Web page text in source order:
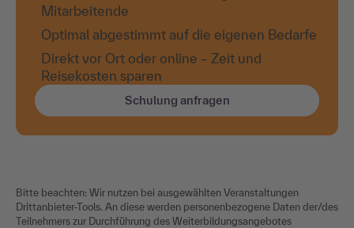
Mitarbeitende
Optimal abgestimmt auf die eigenen Bedarfe
Direkt vor Ort oder online – Zeit und
Reisekosten sparen
Schulung anfragen
Bitte beachten: Wir nutzen bei ausgewählten Veranstaltungen
Drittanbieter-Tools. An diese werden personenbezogene Daten der/des
Teilnehmers zur Durchführung des Weiterbildungsangebotes